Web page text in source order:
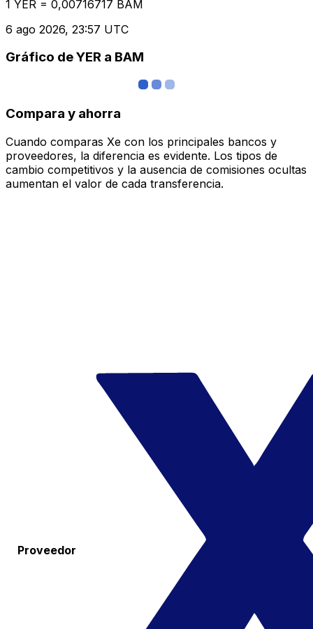
1 YER = 0,00716717 BAM
6 ago 2026, 23:57 UTC
Gráfico de YER a BAM
Compara y ahorra
Cuando comparas Xe con los principales bancos y
proveedores, la diferencia es evidente. Los tipos de
cambio competitivos y la ausencia de comisiones ocultas
aumentan el valor de cada transferencia.
Proveedor